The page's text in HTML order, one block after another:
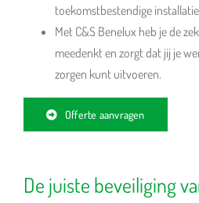
toekomstbestendige installatie
Met C&S Benelux heb je de
meedenkt en zorgt dat jij je
zorgen kunt uitvoeren.
Offerte aanvragen
De juiste beveiliging